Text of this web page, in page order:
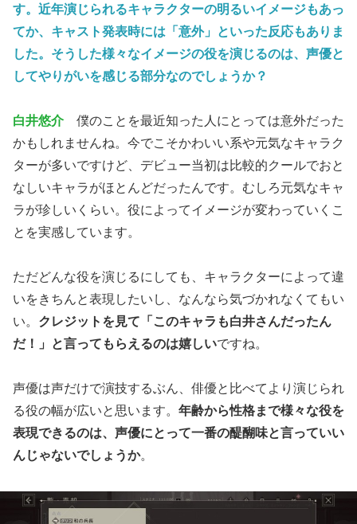
す。近年演じられるキャラクターの明るいイメージもあっ
てか、キャスト発表時には「意外」といった反応もありま
した。そうした様々なイメージの役を演じるのは、声優と
してやりがいを感じる部分なのでしょうか？
白井悠介僕のことを最近知った人にとっては意外だった
かもしれませんね。今でこそかわいい系や元気なキャラク
ターが多いですけど、デビュー当初は比較的クールでおと
なしいキャラがほとんどだったんです。むしろ元気なキャ
ラが珍しいくらい。役によってイメージが変わっていくこ
とを実感しています。
ただどんな役を演じるにしても、キャラクターによって違
いをきちんと表現したいし、なんなら気づかれなくてもい
い。 クレジットを見て「このキャラも白井さんだったん
だ！」と言ってもらえるのは嬉しいですね。
声優は声だけで演技するぶん、俳優と比べてより演じられ
る役の幅が広いと思います。 年齢から性格まで様々な役を
表現できるのは、声優にとって一番の醍醐味と言っていい
んじゃないでしょうか。